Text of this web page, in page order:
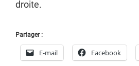
droite.
Partager :
E-mail Facebook